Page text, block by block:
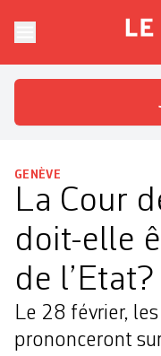
Le
GENÈVE
La Cour
doit-elle
de l’Etat?
Le 28 février,
prononceront